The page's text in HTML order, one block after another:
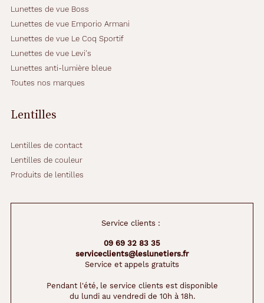
Lunettes de vue Boss
Lunettes de vue Emporio Armani
Lunettes de vue Le Coq Sportif
Lunettes de vue Levi's
Lunettes anti-lumière bleue
Toutes nos marques
Lentilles
Lentilles de contact
Lentilles de couleur
Produits de lentilles
Service clients :
09 69 32 83 35
serviceclients@leslunetiers.fr
Service et appels gratuits
Pendant l'été, le service clients est disponible
du lundi au vendredi de 10h à 18h.